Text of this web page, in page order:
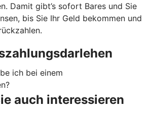
Damit gibt’s sofort Bares und Sie
bis Sie Ihr Geld bekommen und
ich bei einem
auch interessieren